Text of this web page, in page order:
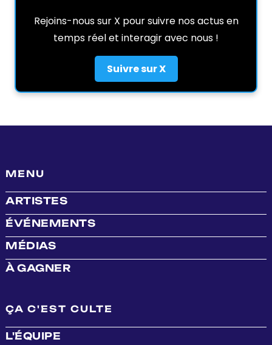
Rejoins-nous sur X pour suivre nos actus en
temps réel et interagir avec nous !
Suivre sur X
MENU
ARTISTES
ÉVÉNEMENTS
MÉDIAS
À GAGNER
ÇA C'EST CULTE
L'ÉQUIPE